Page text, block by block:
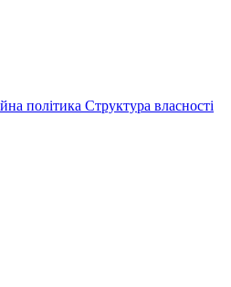
політика Структура власності